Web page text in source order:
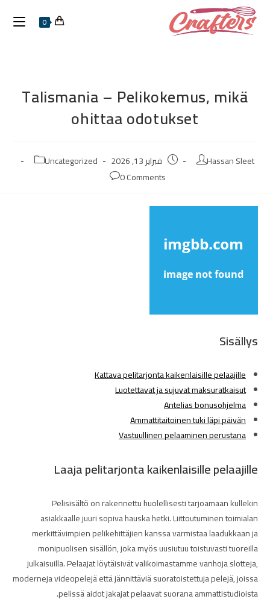
0
Talismania – Pelikokemus, mikä
ohittaa odotukset
Hassan Sleet فبراير 13, 2026
Uncategorized
0 Comments
Sisällys
Kattava pelitarjonta kaikenlaisille pelaajille
Luotettavat ja sujuvat maksuratkaisut
Antelias bonusohjelma
Ammattitaitoinen tuki läpi päivän
Vastuullinen pelaaminen perustana
Laaja pelitarjonta kaikenlaisille pelaajille
Pelisisältö on rakennettu huolellisesti tarjoamaan kullekin
asiakkaalle juuri sopiva hauska hetki. Liittoutuminen toimialan
merkittävimpien pelikehittäjien kanssa varmistaa laadukkaan ja
monipuolisen sisällön, joka myös uusiutuu toistuvasti tuoreilla
julkaisuilla. Pelaajat löytäisivät valikoimastamme vanhoja slotteja,
moderneja videopelejä että jännittäviä suoratoistettuja pelejä, joissa
pelissä aidot jakajat pelaavat suorana ammattistudioista.